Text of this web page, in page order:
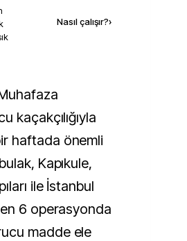
Nasıl çalışır?›
kaçakçılığıyla
haftada önemli
Kapıkule,
ile İstanbul
6 operasyonda
madde ele